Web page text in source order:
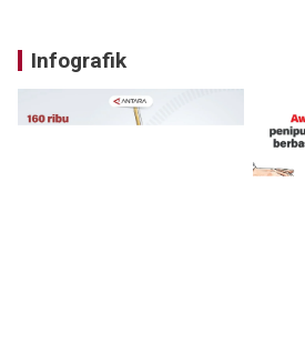
Infografik